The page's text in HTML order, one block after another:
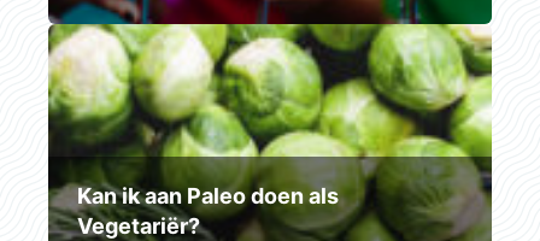
Kan ik aan Paleo doen als
Vegetariër?